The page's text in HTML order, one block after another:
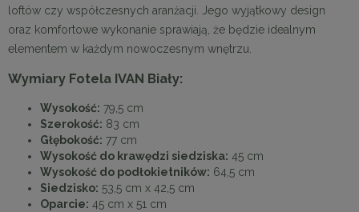
loftów czy współczesnych aranżacji. Jego wyjątkowy design
oraz komfortowe wykonanie sprawiają, że będzie idealnym
elementem w każdym nowoczesnym wnętrzu.
Wymiary Fotela IVAN Biały:
Wysokość: 79,5 cm
Szerokość: 83 cm
Głębokość: 77 cm
Wysokość do krawędzi siedziska: 45 cm
Wysokość do podłokietników: 64,5 cm
Siedzisko: 53,5 cm x 42,5 cm
Oparcie: 45 cm x 51 cm